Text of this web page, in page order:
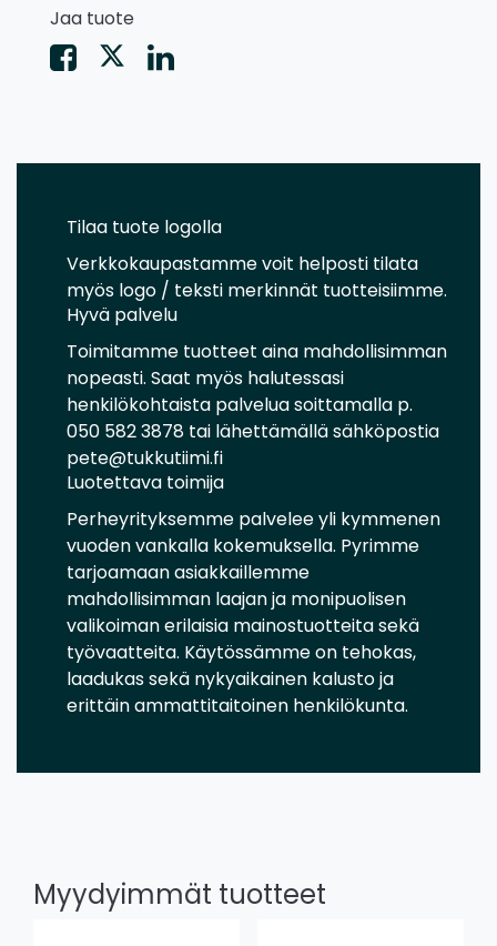
Jaa tuote
Tilaa tuote logolla
Verkkokaupastamme voit helposti tilata
myös logo / teksti merkinnät tuotteisiimme.
Hyvä palvelu
Toimitamme tuotteet aina mahdollisimman
nopeasti. Saat myös halutessasi
henkilökohtaista palvelua soittamalla p.
050 582 3878 tai lähettämällä sähköpostia
pete@tukkutiimi.fi
Luotettava toimija
Perheyrityksemme palvelee yli kymmenen
vuoden vankalla kokemuksella. Pyrimme
tarjoamaan asiakkaillemme
mahdollisimman laajan ja monipuolisen
valikoiman erilaisia mainostuotteita sekä
työvaatteita. Käytössämme on tehokas,
laadukas sekä nykyaikainen kalusto ja
erittäin ammattitaitoinen henkilökunta.
Myydyimmät tuotteet